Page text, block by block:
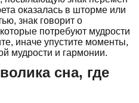
оказалась в шторме или
знак говорит о
потребуют мудрости
иначе упустите моменты,
мудрости и гармонии.
сна, где